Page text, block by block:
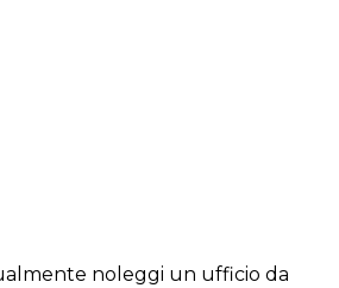
noleggi un ufficio da